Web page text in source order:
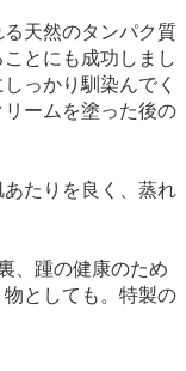
天然のタンパク質
とにも成功しまし
っかり馴染んでく
ームを塗った後の
たりを良く、蒸れ
、踵の健康のため
としても。特製の